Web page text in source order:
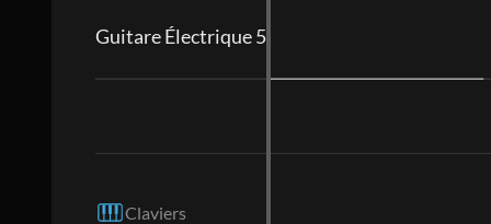
Guitare Électrique 5
Claviers